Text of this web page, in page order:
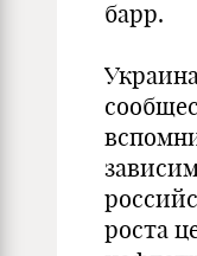
барр.
роста